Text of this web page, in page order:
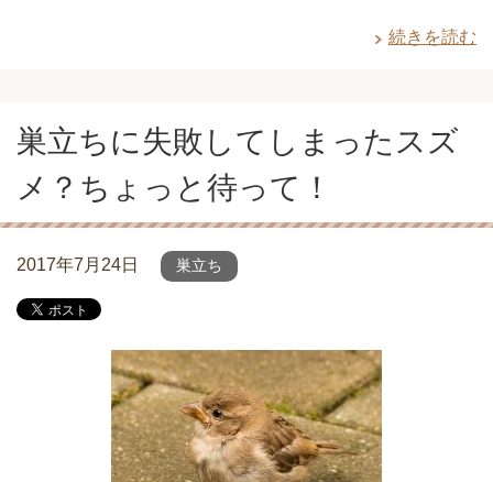
続きを読む
巣立ちに失敗してしまったスズ
メ？ちょっと待って！
2017年7月24日 巣立ち